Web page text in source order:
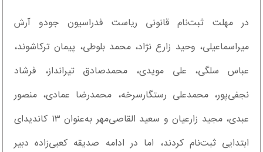
در مهلت ثبت‌نام قانونی ریاست فدراسیون جودو آرش
میراسماعیلی، وحید زارع نژاد، محمد بلوطی، پیمان ترکاشوند،
عباس سلگی، علی مویدی، محمد‌صادق تیرانداز، فرشاد
نجفی‌پور، محمد‌علی رستگار‌سرخه، محمدرضا عمادی، منصور
عبدی، مجید زارعیان و سعید القاصی‌مهر به‌عنوان ۱۳ کاندیدای
ابتدایی ثبت‌نام کردند، اما در ادامه صدیقه کعبی‌زاده دبیر